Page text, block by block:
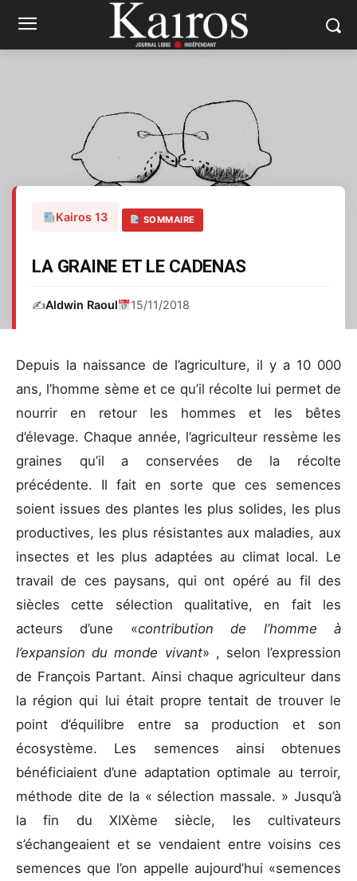
Kairos 13 SOMMAIRE
LA GRAINE ET LE CADENAS
✍️Aldwin Raoul 15/11/2018
Depuis la naissance de l’agriculture, il y a 10 000
ans, l’homme sème et ce qu’il récolte lui permet de
nourrir en retour les hommes et les bêtes
d’élevage. Chaque année, l’agriculteur ressème les
graines qu’il a conservées de la récolte
précédente. Il fait en sorte que ces semences
soient issues des plantes les plus solides, les plus
productives, les plus résistantes aux maladies, aux
insectes et les plus adaptées au climat local. Le
travail de ces paysans, qui ont opéré au fil des
siècles cette sélection qualitative, en fait les
acteurs d’une «contribution de l’homme à
l’expansion du monde vivant» , selon l’expression
de François Partant. Ainsi chaque agriculteur dans
la région qui lui était propre tentait de trouver le
point d’équilibre entre sa production et son
écosystème. Les semences ainsi obtenues
bénéficiaient d’une adaptation optimale au terroir,
méthode dite de la « sélection massale. » Jusqu’à
la fin du XIXème siècle, les cultivateurs
s’échangeaient et se vendaient entre voisins ces
semences que l’on appelle aujourd’hui «semences